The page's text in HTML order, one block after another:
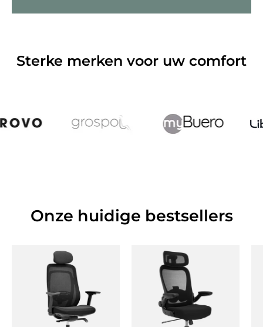
Sterke merken voor uw comfort
Onze huidige bestsellers